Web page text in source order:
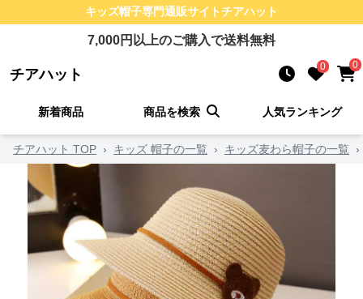
キッズ帽子専門通販サイトチアハット
7,000円以上のご購入で送料無料
チアハット 0 0
新着商品 商品を検索 人気ランキング
チアハット TOP › キッズ 帽子の一覧 › キッズ麦わら帽子の一覧 ›